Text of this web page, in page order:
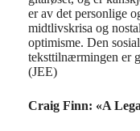
er av det personlige
midtlivskrisa og
optimisme. Den
teksttilnærmingen er
(JEE)
Craig Finn: «A